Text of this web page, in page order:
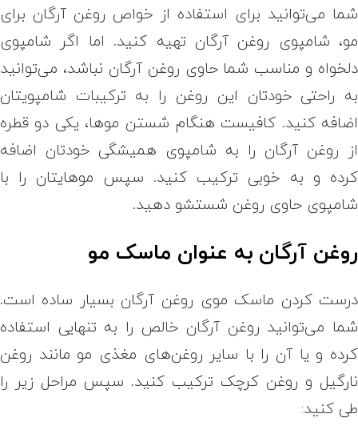
شما می‌توانید برای استفاده از خواص روغن آرگان برای
مو، شامپوی روغن آرگان تهیه کنید. اما اگر شامپوی
دلخواه و مناسب شما حاوی روغن آرگان نباشد، می‌توانید
به راحتی خودتان این روغن را به ترکیبات شامپویتان
اضافه کنید. کافیست هنگام شستن موها، یکی دو قطره
از روغن آرگان را به شامپوی همیشگی خودتان اضافه
کرده و به خوبی ترکیب کنید. سپس موهایتان را با
شامپوی حاوی روغن شستشو دهید.
روغن آرگان به عنوان ماسک مو
درست کردن ماسک موی روغن آرگان بسیار ساده است.
شما می‌توانید روغن آرگان خالص را به تنهایی استفاده
کرده و یا آن را با سایر روغن‌های مغذی مو مانند روغن
نارگیل و روغن کرچک ترکیب کنید. سپس مراحل زیر را
طی کنید: